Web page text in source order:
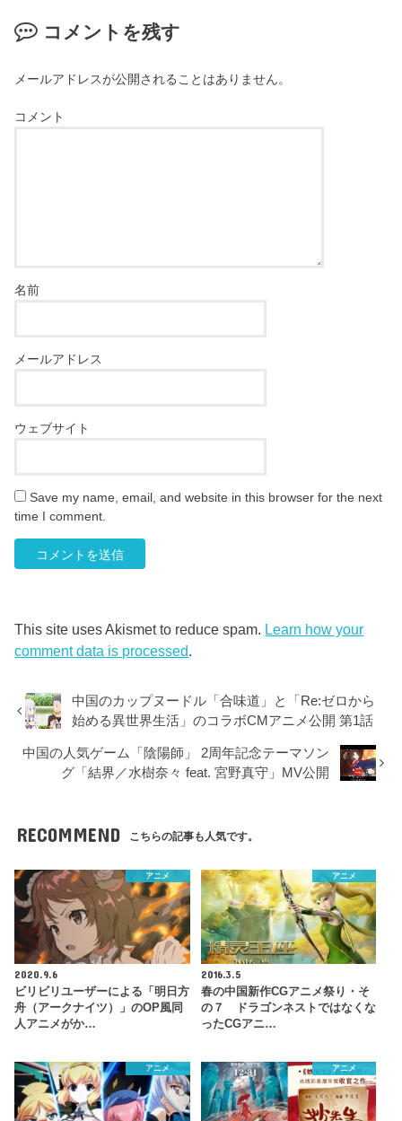
コメントを残す
メールアドレスが公開されることはありません。
コメント
名前
メールアドレス
ウェブサイト
Save my name, email, and website in this browser for the next
time I comment.
This site uses Akismet to reduce spam. Learn how your
comment data is processed.
中国のカップヌードル「合味道」と「Re:ゼロから
始める異世界生活」のコラボCMアニメ公開 第1話
中国の人気ゲーム「陰陽師」 2周年記念テーマソン
グ「結界／水樹奈々 feat. 宮野真守」MV公開
RECOMMEND こちらの記事も人気です。
アニメ
2020.9.6
ビリビリユーザーによる「明日方
舟（アークナイツ）」のOP風同
人アニメがか…
アニメ
2016.3.5
春の中国新作CGアニメ祭り・そ
の７ ドラゴンネストではなくな
ったCGアニ…
アニメ アニメ